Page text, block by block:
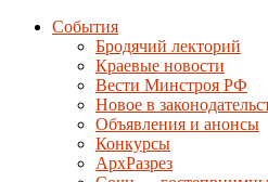
События
Бродячий лекторий
Краевые новости
Вести Минстроя РФ
Новое в
Объявления и анонсы
Конкурсы
АрхРазрез